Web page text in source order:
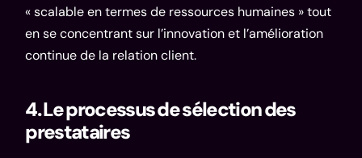
« scalable en termes de ressources humaines » tout
en se concentrant sur l’innovation et l’amélioration
continue de la relation client.
4. Le processus de sélection des
prestataires